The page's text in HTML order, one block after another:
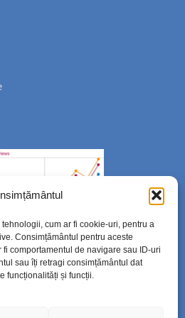
cum ar fi cookie-uri, pentru a
Consimțământul pentru aceste
comportamentul de navigare sau ID-uri
sau îți retragi consimțământul dat
funcționalități și funcții.